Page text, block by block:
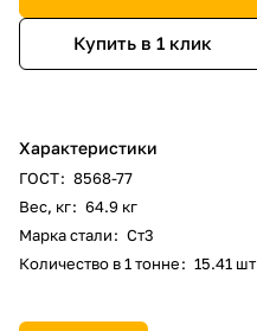
Купить в 1 клик
Характеристики
ГОСТ: 8568-77
Вес, кг: 64.9 кг
Марка стали: Ст3
Количество в 1 тонне: 15.41 шт